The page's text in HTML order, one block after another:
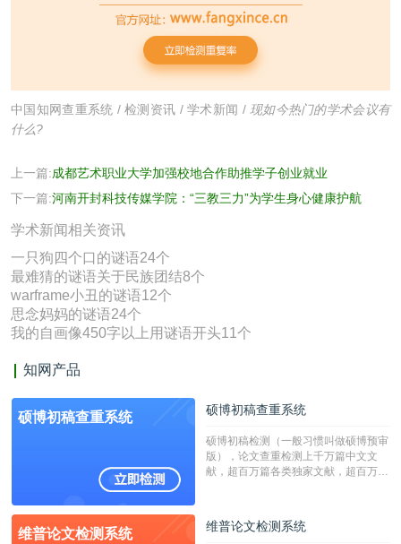
中国知网查重系统 /检测资讯 / 学术新闻 / 现如今热门的学术会议有
什么?
上一篇:成都艺术职业大学加强校地合作助推学子创业就业
下一篇:河南开封科技传媒学院：“三教三力”为学生身心健康护航
学术新闻相关资讯
一只狗四个口的谜语24个
最难猜的谜语关于民族团结8个
warframe小丑的谜语12个
思念妈妈的谜语24个
我的自画像450字以上用谜语开头11个
知网产品
硕博初稿查重系统 硕博初稿查重系统
硕博初稿检测（一般习惯叫做硕博预审
版），论文查重检测上千万篇中文文
献，超百万篇各类独家文献，超百万港
校用来检测硕博论文的系统，检测范围
广，数据来源真实，检测算法合理!本
维普论文检测系统 维普论文检测系统